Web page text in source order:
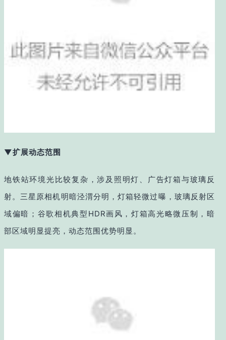
▼扩展动态范围
地铁站环境光比较复杂，涉及照明灯、广告灯箱与玻璃反
射。三星原相机明暗泾渭分明，灯箱轻微过曝，玻璃反射区
域偏暗；谷歌相机典型HDR画风，灯箱高光略微压制，暗
部区域明显提亮，动态范围优势明显。